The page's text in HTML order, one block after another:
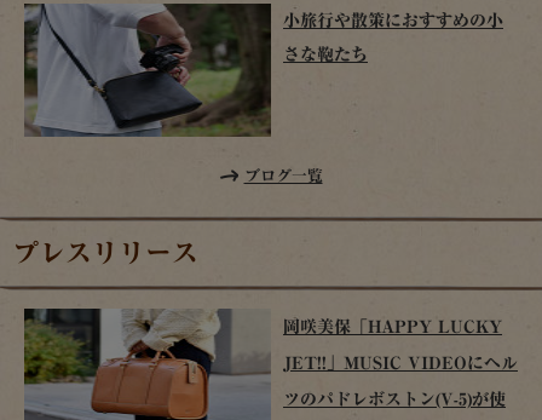
小旅行や散策におすすめの小
さな鞄たち
ブログ一覧
プレスリリース
岡咲美保「HAPPY LUCKY
JET!!」MUSIC VIDEOにヘル
ツのパドレボストン(V-5)が使